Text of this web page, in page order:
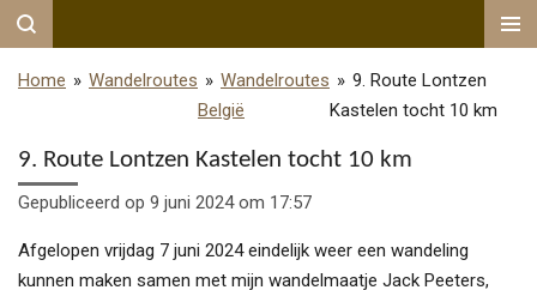
Ga
naar
Home » Wandelroutes » Wandelroutes
België
» 9. Route Lontzen
Kastelen tocht 10 km
9. Route Lontzen Kastelen tocht 10 km
Gepubliceerd op 9 juni 2024 om 17:57
Afgelopen vrijdag 7 juni 2024 eindelijk weer een wandeling
kunnen maken samen met mijn wandelmaatje Jack Peeters,